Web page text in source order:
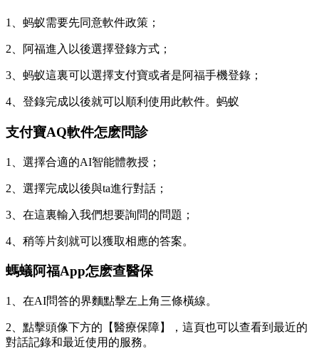
1、蚂蚁需要先同意軟件政策；
2、阿福進入以後選擇登錄方式；
3、蚂蚁這裏可以選擇支付寶或者是阿福手機登錄；
4、登錄完成以後就可以順利使用此軟件。蚂蚁
支付寶AQ軟件怎麽問診
1、選擇合適的AI智能體教授；
2、選擇完成以後與ta進行對話；
3、在這裏輸入我們想要詢問的問題；
4、稍等片刻就可以獲取相應的答案。
螞蟻阿福App怎麽查醫保
1、在AI問答的界麵點擊左上角三條橫線。
2、點擊頭像下方的【醫療保障】，這頁也可以查看到最近的
對話記錄和最近使用的服務。